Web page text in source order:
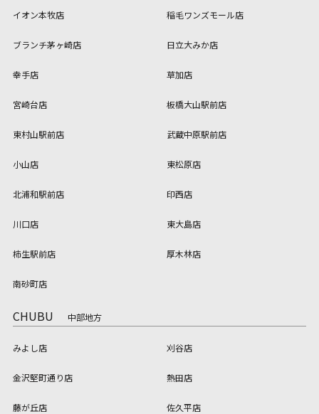
イオン本牧店 稲毛ワンズモール店
ブランチ茅ヶ崎店 日立大みか店
幸手店 草加店
宮崎台店 板橋大山駅前店
東村山駅前店 武蔵中原駅前店
小山店 東松原店
北浦和駅前店 印西店
川口店 東大島店
柿生駅前店 厚木林店
南砂町店
CHUBU 中部地方
みよし店 刈谷店
金沢堅町通り店 熱田店
藤が丘店 佐久平店